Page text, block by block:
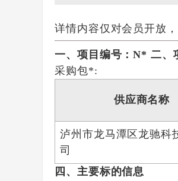
详情内容仅对会员开放
一、项目编号：N* 二、
采购包*:
供应商名称
泸州市龙马潭区龙驰科
司
四、主要标的信息